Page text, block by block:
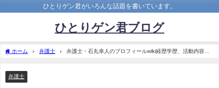
ひとりゲン君がいろんな話題を書いています。
ひとりゲン君ブログ
ホーム 弁護士
弁護士・石丸幸人のプロフィールwiki経歴学歴、活動内容！
弁護士